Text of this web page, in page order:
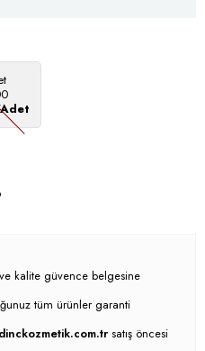
kalite güvence belgesine
tüm ürünler garanti
satış öncesi